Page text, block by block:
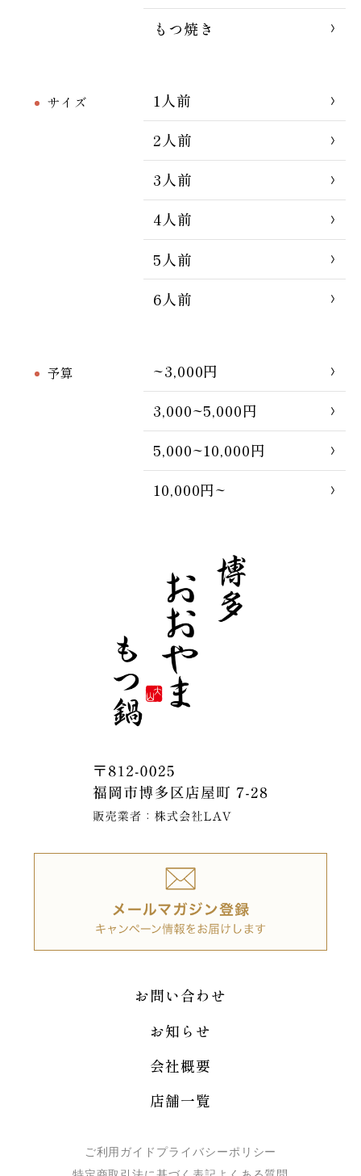
もつ焼き
サイズ
1人前
2人前
3人前
4人前
5人前
6人前
予算
~3,000円
3,000~5,000円
5,000~10,000円
10,000円~
お問い合わせ
お知らせ
会社概要
店舗一覧
ご利用ガイド プライバシーポリシー